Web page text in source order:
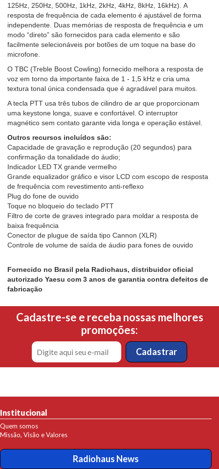
125Hz, 250Hz, 500Hz, 1kHz, 2kHz, 4kHz, 8kHz, 16kHz). A
resposta de frequência de cada elemento é ajustável de forma
independente. Duas memórias de resposta de frequência e um
modo “direto” são fornecidos para cada elemento e são
facilmente selecionáveis ​​por botões de um toque na base do
microfone.
O TBC (Treble Boost Cowling) fornecido melhora a resposta de
voz em torno da importante faixa de 1 - 1,5 kHz e cria uma
textura tonal única condensada que é agradável para muitos.
A tecla PTT usa três tubos de cilindro de ar que proporcionam
uma keystone longa, suave e confortável. O interruptor
magnético sem contato garante vida longa e operação estável.
Outros recursos incluídos são:
Capacidade de gravação e reprodução (20 segundos) para
confirmação da tonalidade do áudio;
Indicador LED TX grande vermelho
Grande equalizador gráfico e visor LCD com escopo de resposta
de frequência com revestimento anti-reflexo
Plug do fone de ouvido
Toque no bloqueio do teclado PTT
Filtro de corte de graves integrado para moldar a resposta de
baixa frequência
Conector de plugue de saída tipo Cannon (XLR)
Controle de volume de saída de áudio para fones de ouvido
Fornecido no Brasil pela Radiohaus, distribuidor oficial
autorizado Yaesu com 3 anos de garantia contra defeitos de
fabricação
Cadastre-se e receba nossas melhores
promoções:
Institucional
Quem somos
Missão, Visão e Valores
Radiohaus News